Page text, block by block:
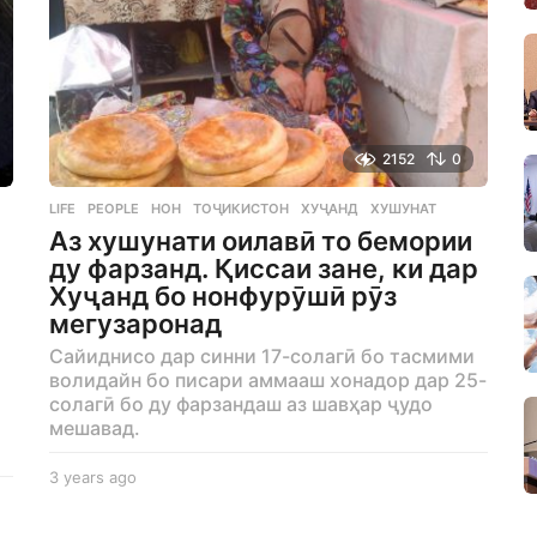
2152 0
LIFE ,PEOPLE НОН ,ТОҶИКИСТОН ,ХУҶАНД ,ХУШУНАТ
Аз хушунати оилавӣ то бемории
ду фарзанд. Қиссаи зане, ки дар
Хуҷанд бо нонфурӯшӣ рӯз
мегузаронад
Сайиднисо дар синни 17-солагӣ бо тасмими
волидайн бо писари аммааш хонадор дар 25-
солагӣ бо ду фарзандаш аз шавҳар ҷудо
мешавад.
3 years ago